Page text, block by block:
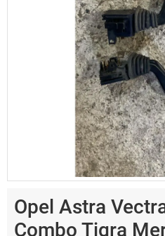
Opel Astra
Combo Tigra